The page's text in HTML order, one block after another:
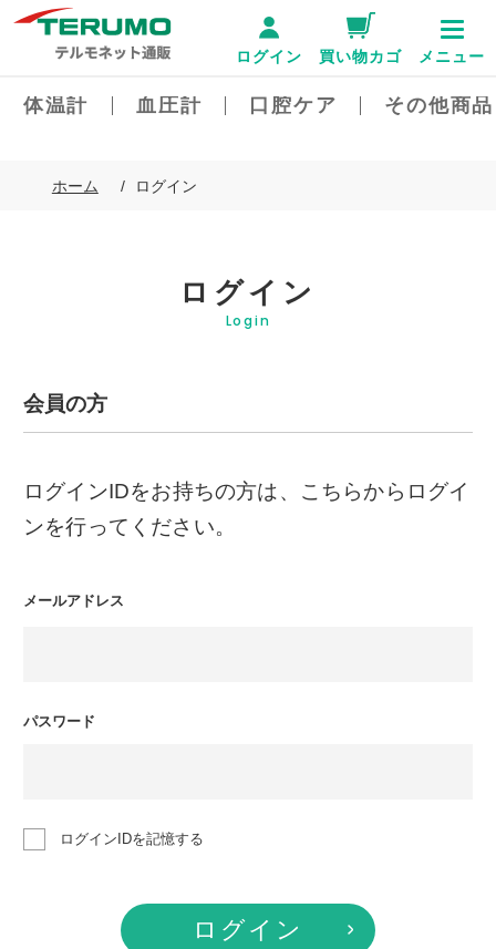
体温計 血圧計 口腔ケア その他商
ログイン 買い物カゴ メニュー
ホーム ログイン
ログイン
Login
会員の方
ログインIDをお持ちの方は、こちらからログイ
ンを行ってください。
メールアドレス
パスワード
ログインIDを記憶する
ログイン